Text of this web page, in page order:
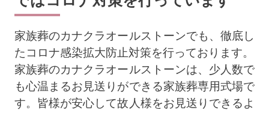
家族葬のカナクラオールストーンでも、徹底し
たコロナ感染拡大防止対策を行っております。
家族葬のカナクラオールストーンは、少人数で
も心温まるお見送りができる家族葬専用式場で
す。皆様が安心して故人様をお見送りできるよ